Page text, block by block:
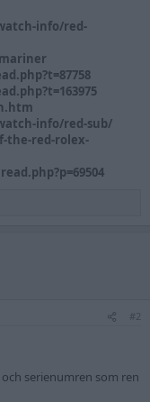
info/red-
info/red-sub/
the-red-rolex-
#2
serienumren som ren